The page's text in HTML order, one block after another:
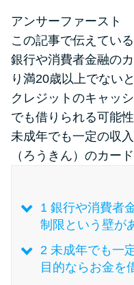
カー
得し
最速
ード
特集
種類や特徴
銀行
の理
アンサーファースト
この記事で伝えてい
銀行や消費者金融の
り満20歳以上でない
クレジットのキャッ
でも借りられる可能性
未成年でも一定の収
（ろうきん）のカー
1銀行や消費者
制限という壁が
2未成年でも一
目的ならお金を